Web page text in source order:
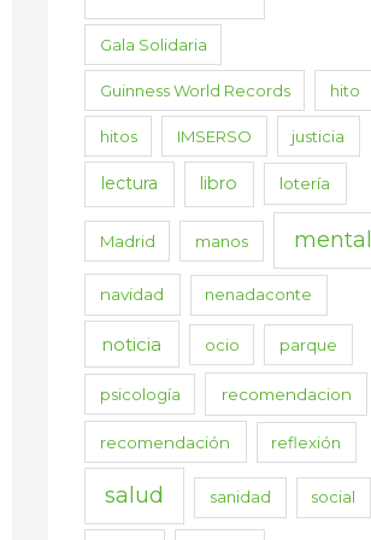
Gala Solidaria
Guinness World Records hito
hitos IMSERSO justicia
lectura libro lotería
Madrid manos mental
navidad nenadaconte
noticia ocio parque
psicología recomendacion
recomendación reflexión
salud sanidad social